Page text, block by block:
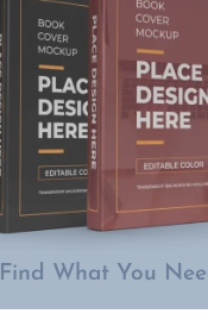
Find What You